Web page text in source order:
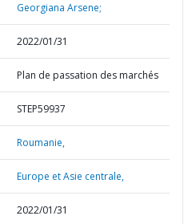
Georgiana Arsene;
2022/01/31
Plan de passation des marchés
STEP59937
Roumanie,
Europe et Asie centrale,
2022/01/31